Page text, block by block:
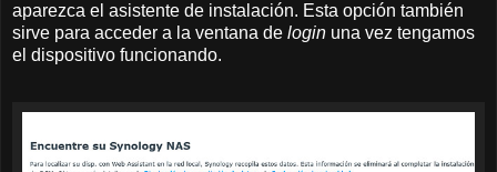
aparezca el asistente de instalación. Esta opción también
sirve para acceder a la ventana de login una vez tengamos
el dispositivo funcionando.